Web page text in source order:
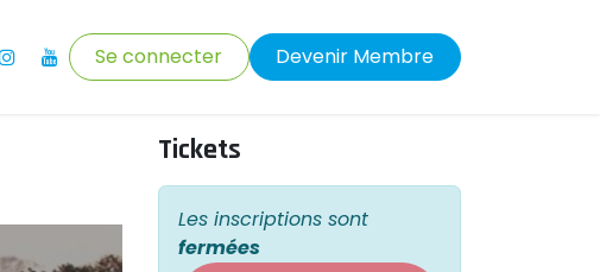
Se connecter Devenir Membre
Tickets
Les inscriptions sont
fermées